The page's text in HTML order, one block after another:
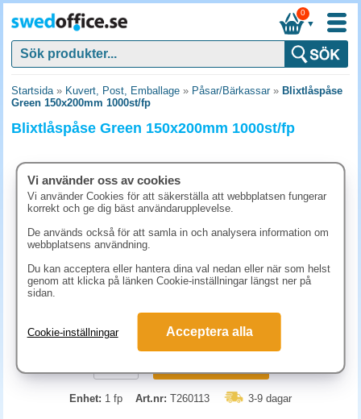
▼
0
Startsida» Kuvert, Post, Emballage » Påsar/Bärkassar» Blixtlåspåse
Green 150x200mm 1000st/fp
Blixtlåspåse Green 150x200mm 1000st/fp
1432.50 kr (inkl. moms)
Enhet: 1 fp Art.nr: T260113 3-9 dagar
Vi använder oss av cookies
Vi använder Cookies för att säkerställa att webbplatsen fungerar
korrekt och ge dig bäst användarupplevelse.
De används också för att samla in och analysera information om
webbplatsens användning.
Du kan acceptera eller hantera dina val nedan eller när som helst
genom att klicka på länken Cookie-inställningar längst ner på
sidan.
Cookie-inställningar Acceptera alla